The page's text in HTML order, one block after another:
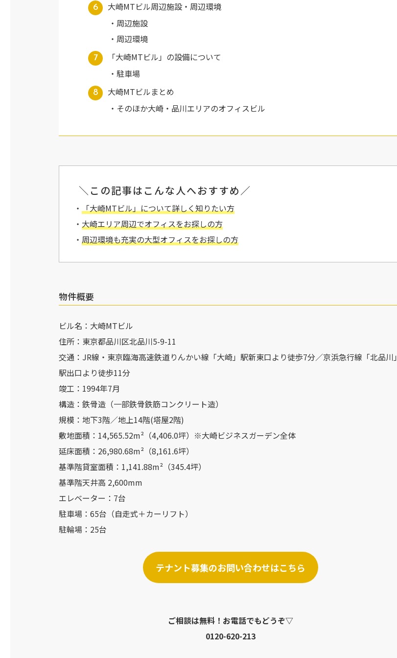
大崎MTビル周辺施設・周辺環境
周辺施設
周辺環境
「大崎MTビル」の設備について
駐車場
大崎MTビルまとめ
そのほか大崎・品川エリアのオフィスビル
＼この記事はこんな人へおすすめ／
・「大崎MTビル」について詳しく知りたい方
・大崎エリア周辺でオフィスをお探しの方
・周辺環境も充実の大型オフィスをお探しの方
物件概要
ビル名：大崎MTビル
住所：東京都品川区北品川5-9-11
交通：JR線・東京臨海高速鉄道りんかい線「大崎」駅新東口より徒歩7分／京浜急行線「北品川」
駅出口より徒歩11分
竣工：1994年7月
構造：鉄骨造（一部鉄骨鉄筋コンクリート造）
規模：地下3階／地上14階(塔屋2階)
敷地面積：14,565.52m²（4,406.0坪）※大崎ビジネスガーデン全体
延床面積：26,980.68m²（8,161.6坪）
基準階貸室面積：1,141.88m²（345.4坪）
基準階天井高 2,600mm
エレベーター：7台
駐車場：65台（自走式＋カーリフト）
駐輪場：25台
テナント募集のお問い合わせはこちら
ご相談は無料！お電話でもどうぞ▽
0120-620-213